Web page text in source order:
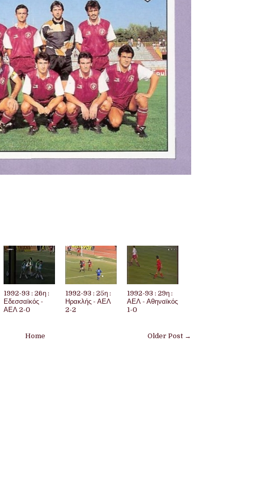
1992-93 : 26η :
Εδεσσαϊκός -
ΑΕΛ 2-0
1992-93 : 25η :
Ηρακλής - ΑΕΛ
2-2
1992-93 : 29η :
ΑΕΛ - Αθηναϊκός
1-0
Older Post →
Home